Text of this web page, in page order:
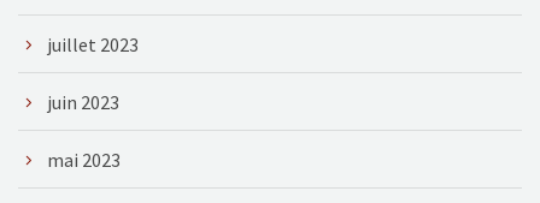
juillet 2023
juin 2023
mai 2023